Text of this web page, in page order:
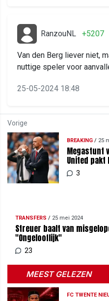
RanzouNL +5207
Van den Berg liever niet,
nuttige speler voor
25-05-2024 18:48
Vorige
BREAKING/ 25
Megastunt
United pakt
aartsrivaal
3
TRANSFERS / 25 mei 2024
Streuer baalt van
"Ongelooflijk"
23
MEEST GELEZEN
FC TWENTE